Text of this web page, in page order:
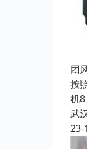
团
按
机
武
23-